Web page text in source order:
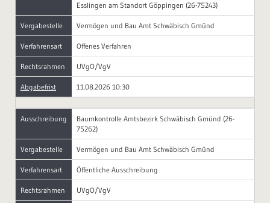
Esslingen am Standort Göppingen (26-75243)
Vergabestelle Vermögen und Bau Amt Schwäbisch Gmünd
Verfahrensart Offenes Verfahren
Rechtsrahmen UVgO/VgV
Abgabefrist 11.08.2026 10:30
Ausschreibung
Baumkontrolle Amtsbezirk Schwäbisch Gmünd (26-
75262)
Vergabestelle Vermögen und Bau Amt Schwäbisch Gmünd
Verfahrensart Öffentliche Ausschreibung
Rechtsrahmen UVgO/VgV